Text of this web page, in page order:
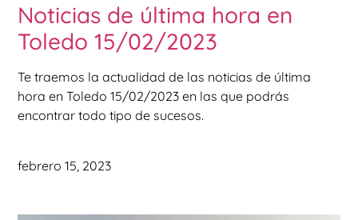
Noticias de última hora en
Toledo 15/02/2023
Te traemos la actualidad de las noticias de última
hora en Toledo 15/02/2023 en las que podrás
encontrar todo tipo de sucesos.
febrero 15, 2023